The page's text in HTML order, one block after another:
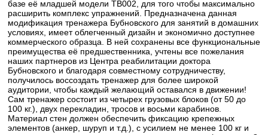
базе её младшей модели TB002, для того чтобы максимально
расширить комплекс упражнений. Предназначена данная
модификация тренажера Бубновского для занятий в домашних
условиях, имеет облегченный дизайн и экономично доступнее
коммерческого образца. В ней сохранены все функциональные
преимущества её предшественника, учтены все пожелания
наших партнеров из Центра реабилитации доктора
Бубновского и благодаря совместному сотрудничеству,
получилось воссоздать тренажер для более широкой
аудитории, чтобы каждый желающий оставался в движении!
Сам тренажер состоит из четырех грузовых блоков (от 50 до
100 кг.), двух перекладин, тросов и восьми карабинов.
Материал стен должен обеспечить фиксацию крепежных
элементов (анкер, шуруп и т.д.), с усилием не менее 100 кг и